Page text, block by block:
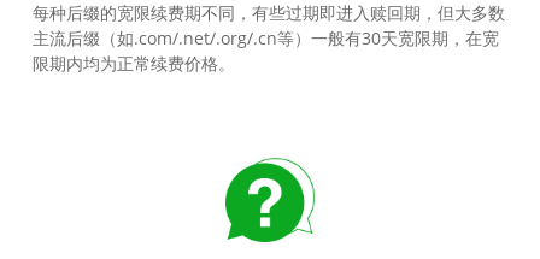
每种后缀的宽限续费期不同，有些过期即进入赎回期，但大多数
主流后缀（如.com/.net/.org/.cn等）一般有30天宽限期，在宽
限期内均为正常续费价格。